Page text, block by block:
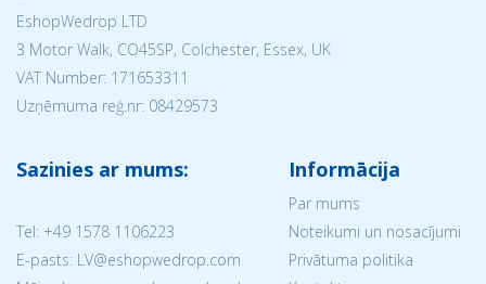
EshopWedrop LTD
3 Motor Walk, CO45SP, Colchester, Essex, UK
VAT Number: 171653311
Uzņēmuma reģ.nr: 08429573
Sazinies ar mums:
Tel: +49 1578 1106223
E-pasts: LV@eshopwedrop.com
Informācija
Par mums
Noteikumi un nosacījumi
Privātuma politika